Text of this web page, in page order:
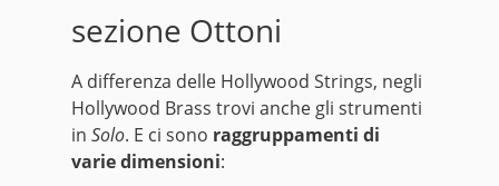
sezione Ottoni
A differenza delle Hollywood Strings, negli
Hollywood Brass trovi anche gli strumenti
in Solo. E ci sono raggruppamenti di
varie dimensioni: